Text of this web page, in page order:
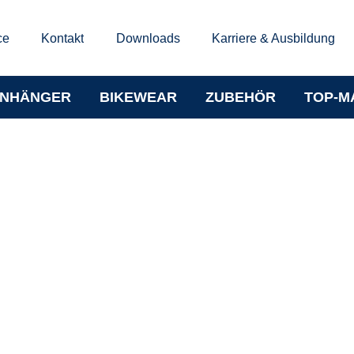
Kontakt Downloads Karriere & Ausbildung
BIKEWEAR ZUBEHÖR TOP-